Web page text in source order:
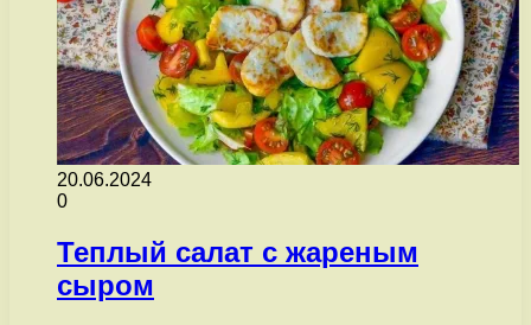
20.06.2024
0
Теплый салат с жареным
сыром